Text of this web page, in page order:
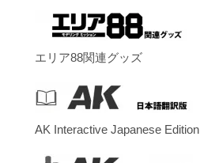
エリア88関連グッズ
AK Interactive Japanese Edition